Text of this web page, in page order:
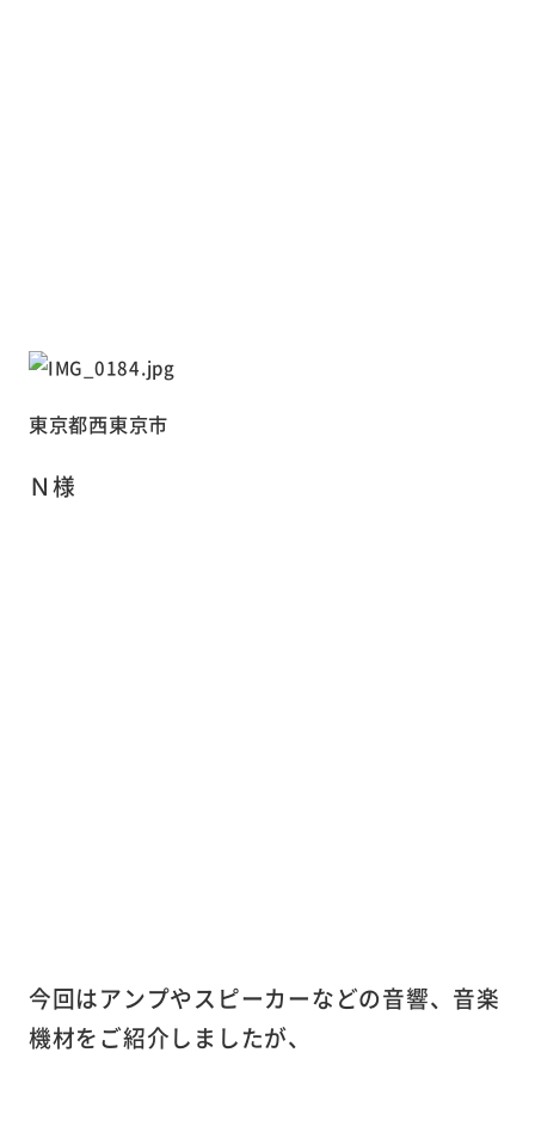
東京都西東京市
Ｎ様
今回はアンプやスピーカーなどの音響、音楽
機材をご紹介しましたが、